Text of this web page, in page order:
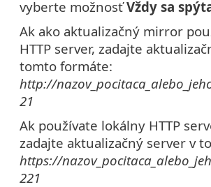
vyberte možnosťVždy sa
Ak ako aktualizačný mirror
HTTP server, zadajte
tomto formáte:
http://
21
Ak používate lokálny HTTP
zadajte aktualizačný server v
https://
221